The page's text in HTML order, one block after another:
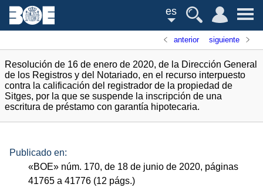
es
anterior siguiente
Resolución de 16 de enero de 2020, de la Dirección General
de los Registros y del Notariado, en el recurso interpuesto
contra la calificación del registrador de la propiedad de
Sitges, por la que se suspende la inscripción de una
escritura de préstamo con garantía hipotecaria.
Publicado en:
«BOE» núm. 170, de 18 de junio de 2020, páginas
41765 a 41776 (12 págs.)